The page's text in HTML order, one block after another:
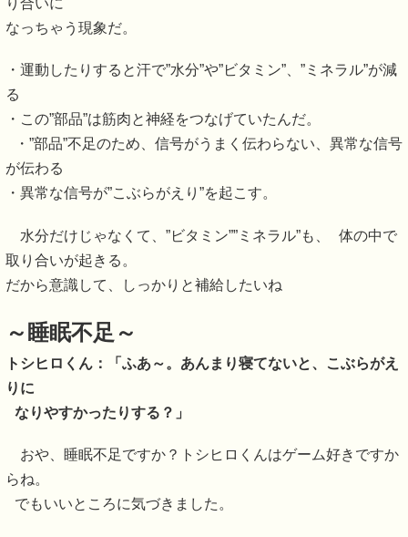
り合いに
なっちゃう現象だ。
・運動したりすると汗で”水分”や”ビタミン”、”ミネラル”が減
る
・この”部品”は筋肉と神経をつなげていたんだ。
・”部品”不足のため、信号がうまく伝わらない、異常な信号
が伝わる
・異常な信号が”こぶらがえり”を起こす。
水分だけじゃなくて、”ビタミン””ミネラル”も、 体の中で
取り合いが起きる。
だから意識して、しっかりと補給したいね
～睡眠不足～
トシヒロくん：「ふあ～。あんまり寝てないと、こぶらがえ
りに
なりやすかったりする？」
おや、睡眠不足ですか？トシヒロくんはゲーム好きですか
らね。
でもいいところに気づきました。